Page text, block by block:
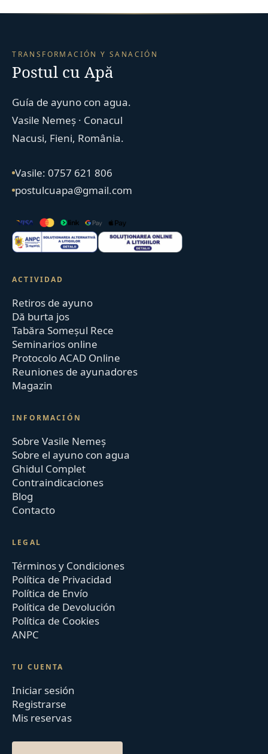
TRANSFORMACIÓN Y SANACIÓN
Postul cu Apă
Guía de ayuno con agua.
Vasile Nemeș · Conacul
Nacusi, Fieni, România.
Vasile: 0757 621 806
postulcuapa@gmail.com
ACTIVIDAD
Retiros de ayuno
Dă burta jos
Tabăra Someșul Rece
Seminarios online
Protocolo ACAD Online
Reuniones de ayunadores
Magazin
INFORMACIÓN
Sobre Vasile Nemeș
Sobre el ayuno con agua
Ghidul Complet
Contraindicaciones
Blog
Contacto
LEGAL
Términos y Condiciones
Política de Privacidad
Política de Envío
Política de Devolución
Política de Cookies
ANPC
TU CUENTA
Iniciar sesión
Registrarse
Mis reservas